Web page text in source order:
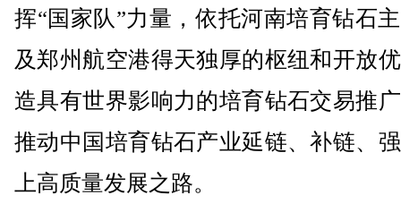
挥“国家队”力量，依托河南培育钻石
及郑州航空港得天独厚的枢纽和开放
造具有世界影响力的培育钻石交易推
推动中国培育钻石产业延链、补链、
上高质量发展之路。